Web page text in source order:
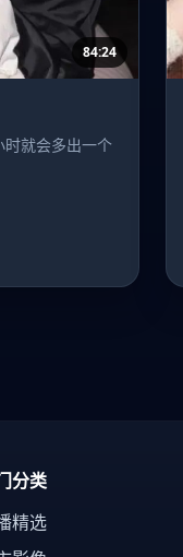
84:24
时就会多出一个
分类
精选